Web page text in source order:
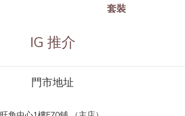
套裝
IG 推介
門市地址